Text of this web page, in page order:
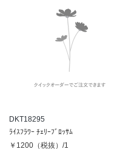
DKT18295
ﾗｲｽﾌﾗﾜｰ ﾁｪﾘｰﾌﾞﾛｯｻﾑ
￥1200（税抜）/1